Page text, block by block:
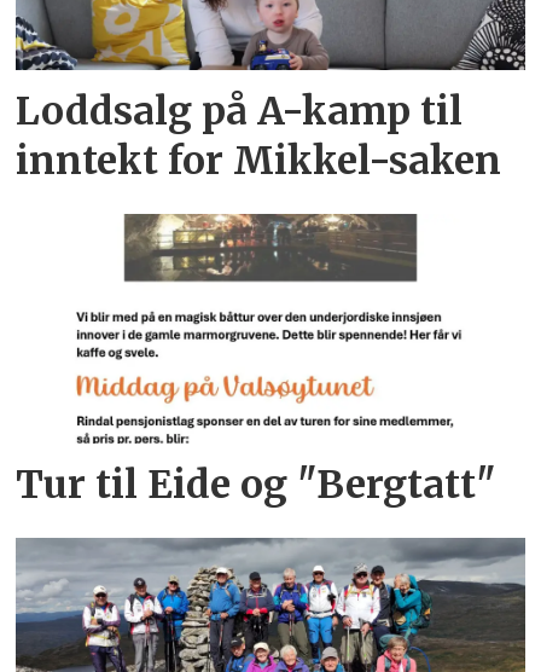
Loddsalg på A-kamp til
inntekt for Mikkel-saken
Tur til Eide og "Bergtatt"